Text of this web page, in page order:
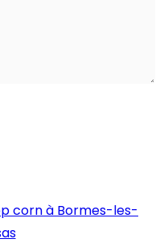
corn à Bormes-les-